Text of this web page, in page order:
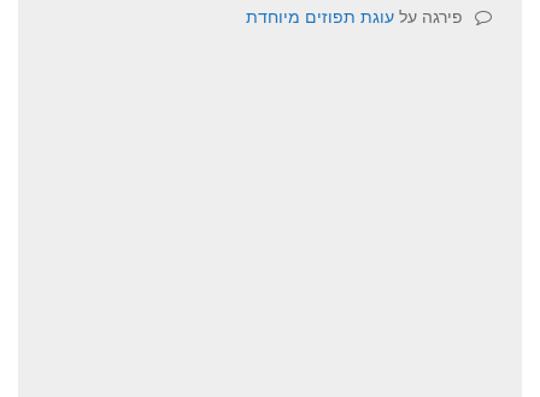
פירגה על עוגת תפוזים מיוחדת